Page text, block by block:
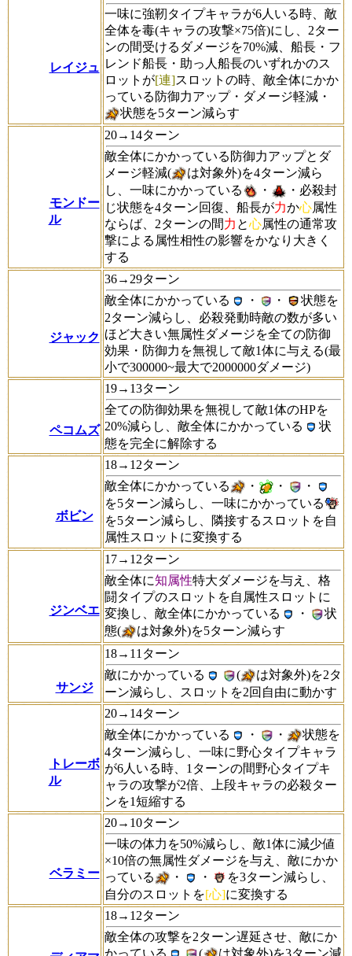
レイジュ
一味に強靭タイプキャラが6人いる時、敵
全体を毒(キャラの攻撃×75倍)にし、2ター
ンの間受けるダメージを70%減、船長・フ
レンド船長・助っ人船長のいずれかのス
ロットが[連]スロットの時、敵全体にかか
っている防御力アップ・ダメージ軽減・
状態を5ターン減らす
モンドー
ル
20→14ターン
敵全体にかかっている防御力アップとダ
メージ軽減(
は対象外)を4ターン減ら
し、一味にかかっている
・
・必殺封
じ状態を4ターン回復、船長が力か心属性
ならば、2ターンの間力 と心属性の通常攻
撃による属性相性の影響をかなり大きく
する
ジャック
36→29ターン
敵全体にかかっている
・ ・
状態を
2ターン減らし、必殺発動時敵の数が多い
ほど大きい無属性ダメージを全ての防御
効果・防御力を無視して敵1体に与える(最
小で300000~最大で2000000ダメージ)
ペコムズ
19→13ターン
全ての防御効果を無視して敵1体のHPを
20%減らし、敵全体にかかっている
状
態を完全に解除する
ボビン
18→12ターン
敵全体にかかっている
・ ・
・
を5ターン減らし、一味にかかっている
を5ターン減らし、隣接するスロットを自
属性スロットに変換する
ジンベエ
17→12ターン
敵全体に知属性特大ダメージを与え、格
闘タイプのスロットを自属性スロットに
変換し、敵全体にかかっている
・
状
態(
は対象外)を5ターン減らす
サンジ
18→11ターン
敵にかかっている
(
は対象外)を2タ
ーン減らし、スロットを2回自由に動かす
トレーボ
ル
20→14ターン
敵全体にかかっている
・ ・
状態を
4ターン減らし、一味に野心タイプキャラ
が6人いる時、1ターンの間野心タイプキ
ャラの攻撃が2倍、上段キャラの必殺ター
ンを1短縮する
ベラミー
20→10ターン
一味の体力を50%減らし、敵1体に減少値
×10倍の無属性ダメージを与え、敵にかか
っている
・ ・
を3ターン減らし、
自分のスロットを[心]に変換する
18→12ターン
敵全体の攻撃を2ターン遅延させ、敵にか
かっている
( は対象外)を3ターン減